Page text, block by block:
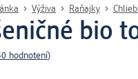
Výživa Raňajky
bio
hodnotení)